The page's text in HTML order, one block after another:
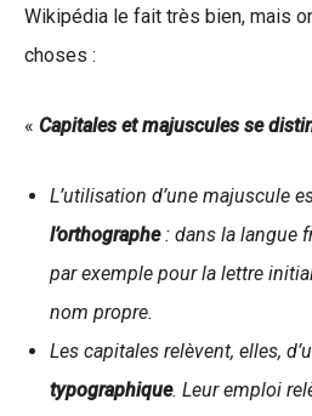
Wikipédia le fait très bien, mais
choses :
« Capitales et majuscules se
L’utilisation d’une majuscule
l’orthographe: dans la langue
par exemple pour la lettre
nom propre.
Les capitales relèvent, elles,
typographique. Leur emploi